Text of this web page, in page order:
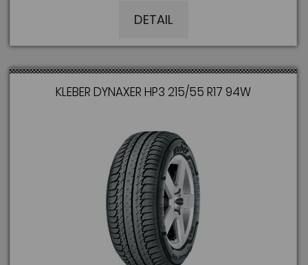
DETAIL
KLEBER DYNAXER HP3 215/55 R17 94W